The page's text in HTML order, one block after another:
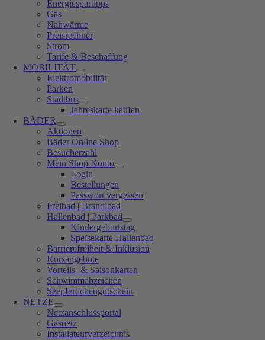
Energiespartipps
Gas
Nahwärme
Preisrechner
Strom
Tarife & Beschaffung
MOBILITÄT
Elektromobilität
Parken
Stadtbus
Jahreskarte kaufen
BÄDER
Aktionen
Bäder Online Shop
Besucherzahl
Mein Shop Konto
Login
Bestellungen
Passwort vergessen
Freibad | Brandlbad
Hallenbad | Parkbad
Kindergeburtstag
Speisekarte Hallenbad
Barrierefreiheit & Inklusion
Kursangebote
Vorteils- & Saisonkarten
Schwimmabzeichen
Seepferdchengutschein
NETZE
Netzanschlussportal
Gasnetz
Installateurverzeichnis